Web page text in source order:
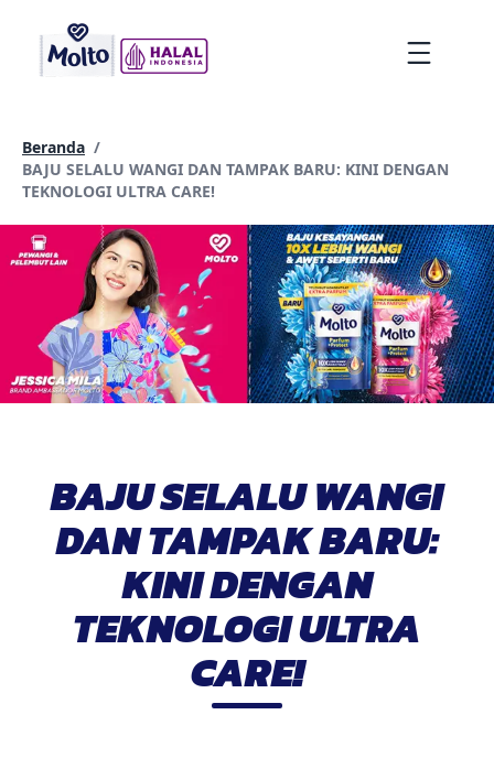
konten
Beranda /
Current page:
BAJU SELALU WANGI DAN TAMPAK BARU: KINI DENGAN
TEKNOLOGI ULTRA CARE!
BAJU SELALU WANGI
DAN TAMPAK BARU:
KINI DENGAN
TEKNOLOGI ULTRA
CARE!